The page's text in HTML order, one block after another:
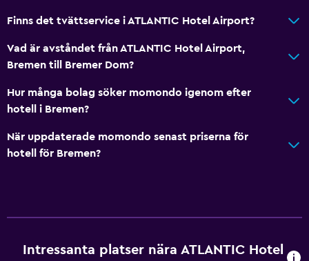
Finns det tvättservice i ATLANTIC Hotel Airport?
Vad är avståndet från ATLANTIC Hotel Airport,
Bremen till Bremer Dom?
Hur många bolag söker momondo igenom efter
hotell i Bremen?
När uppdaterade momondo senast priserna för
hotell för Bremen?
Intressanta platser nära ATLANTIC Hotel